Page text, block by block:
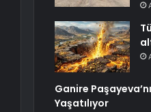
Ganire
Yaşatılıyor